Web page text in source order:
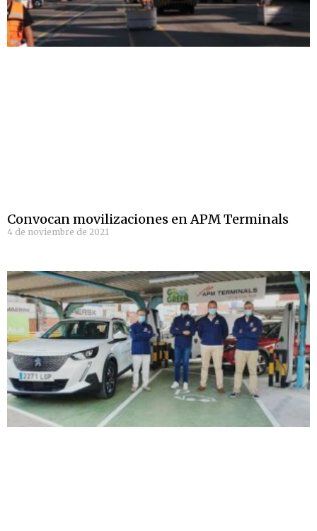
Convocan movilizaciones en APM Terminals
4 de noviembre de 2021